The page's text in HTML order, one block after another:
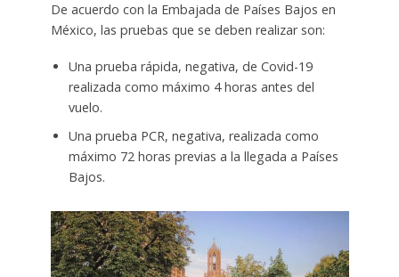
De acuerdo con la Embajada de Países Bajos en
México, las pruebas que se deben realizar son:
Una prueba rápida, negativa, de Covid-19
realizada como máximo 4 horas antes del
vuelo.
Una prueba PCR, negativa, realizada como
máximo 72 horas previas a la llegada a Países
Bajos.